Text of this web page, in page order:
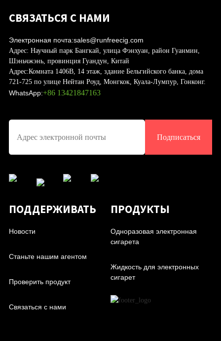
СВЯЗАТЬСЯ С НАМИ
Электронная почта:sales@runfreecig.com
Адрес: Научный парк Бангкай, улица Фэнхуан, район Гуанмин,
Шэньчжэнь, провинция Гуандун, Китай
Адрес:Комната 1406B, 14 этаж, здание Бельгийского банка, дома
721-725 по улице Нейтан Роуд, Монгкок, Куала-Лумпур, Гонконг.
WhatsApp:+86 13421847163
Подписаться
ПОДДЕРЖИВАТЬ
Новости
Станьте нашим агентом
Проверить продукт
Связаться с нами
ПРОДУКТЫ
Одноразовая электронная
сигарета
Жидкость для электронных
сигарет